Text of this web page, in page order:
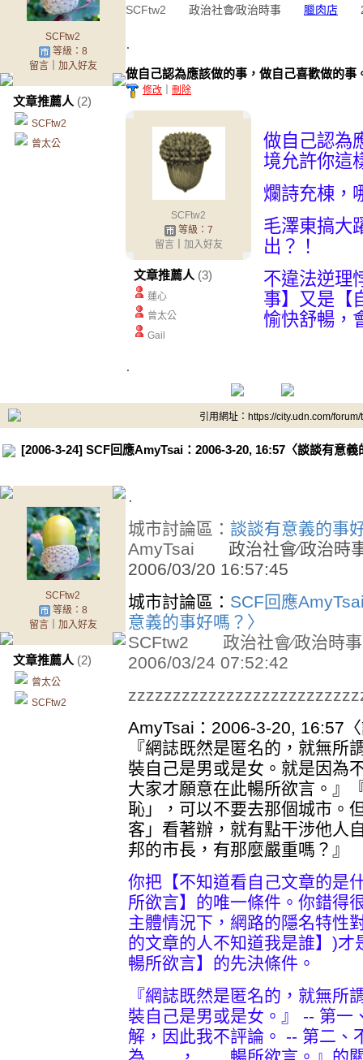
SCFtw2
等級：8
留言｜ 加入好友
文章推薦人 (2)
SCFtw2
曾太公
SCFtw2 政治社會∕政治時事 臘肉店
.
做自己認為應該做的事，做自己喜歡做的
修改 刪除
SCFtw2
等級：7
留言｜ 加入好友
文章推薦人 (3)
蓮心
曾太公
Gail
做自己認為
境允許你這
爛詩充棟，
毛澤東搞大
出？！
不違法逆理
事】又是【
愉快舒暢，
.
引用網址：https://city.udn.com/
[2006-3-24] SCF回應AmyTsai：2006-3-20, 16:57〈談談有意義
SCFtw2
等級：8
留言｜ 加入好友
文章推薦人 (2)
曾太公
SCFtw2
.
城市討論區： 談談有意義的事
AmyTsai 政治社會∕政治
2006/03/20 16:57:45
城市討論區： SCF回應
意義的事好嗎？〉
SCFtw2 政治社會∕政治
2006/03/24 07:52:42
AmyTsai：2006-3-20, 16:57
『網誌既然是匿名的，就無所
裝自己是男或是女。就是因為
大家才願意在此暢所欲言。』
恥」，可以不要去那個城市。
客」看著辦，就有點干涉他人
邦的市長，有那麼嚴重嗎？』
你把【不知道看自己文章的是
所欲言】的唯一條件。你錯得
主體情況下，網路的隱名特性
的文章的人不知道我是誰】)
暢所欲言】的先決條件。
『網誌既然是匿名的，就無所
裝自己是男或是女。』 -- 第一
解，因此我不評論。 -- 第二、